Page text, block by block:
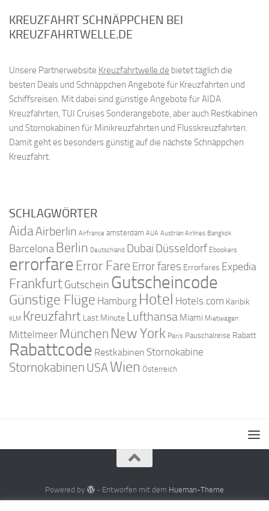
KREUZFAHRT SCHNÄPPCHEN BEI
KREUZFAHRTWELLE.DE
Unsere Partnerwebsite Kreuzfahrtwelle.de bietet täglich die
besten Deals und Schnäppchen Angebote für Kreuzfahrten und
Schiffsreisen. Mit dabei sind günstige Angebote für AIDA
Kreuzfahrten, TUI Cruises Sonderangebote, aber auch Restkabinen
und Stornokabinen für Minikreuzfahrten und Flusskreuzfahrten.
Damit geht es besonders günstig auf die nächste Schnäppchen
Kreuzfahrt.
SCHLAGWÖRTER
AidaAirberlin Airfrance amsterdam AUA Austrian Airlines Bangkok
Barcelona Berlin Deutschland Dubai Düsseldorf Ebookers
errorfare Error Fare Error fares Errorfares Expedia
FrankfurtGutschein Gutscheincode
Günstige Flüge Hamburg Hotel Hotels.com Karibik
KLM Kreuzfahrt Last Minute Lufthansa Miami Mietwagen
Mittelmeer München New York Paris Pauschalreise Rabatt
Rabattcode Restkabinen Stornokabine
Stornokabinen USAWien Österreich
Powered by - Entworfen mit dem Hueman-Theme